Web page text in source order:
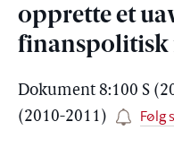
opprette et
finanspolitisk
Dokument 8:100 S
(2010-2011)
Følg